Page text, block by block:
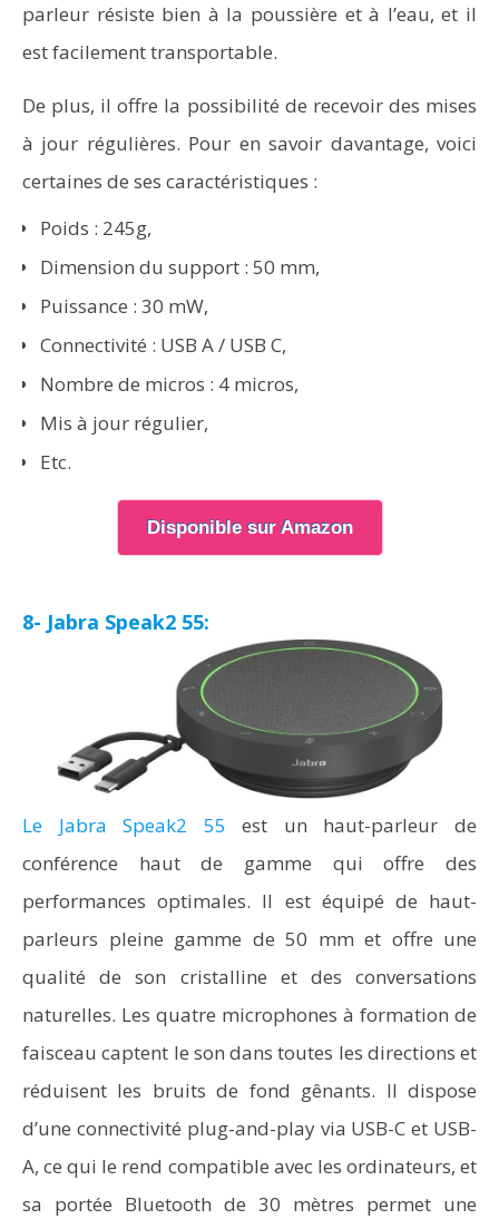
parleur résiste bien à la poussière et à l’eau, et il
est facilement transportable.
De plus, il offre la possibilité de recevoir des mises
à jour régulières. Pour en savoir davantage, voici
certaines de ses caractéristiques :
Poids : 245g,
Dimension du support : 50 mm,
Puissance : 30 mW,
Connectivité : USB A / USB C,
Nombre de micros : 4 micros,
Mis à jour régulier,
Etc.
Disponible sur Amazon
8- Jabra Speak2 55:
Le Jabra Speak2 55 est un haut-parleur de
conférence haut de gamme qui offre des
performances optimales. Il est équipé de haut-
parleurs pleine gamme de 50 mm et offre une
qualité de son cristalline et des conversations
naturelles. Les quatre microphones à formation de
faisceau captent le son dans toutes les directions et
réduisent les bruits de fond gênants. Il dispose
d’une connectivité plug-and-play via USB-C et USB-
A, ce qui le rend compatible avec les ordinateurs, et
sa portée Bluetooth de 30 mètres permet une